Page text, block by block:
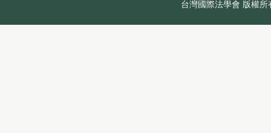
台灣國際法學會 版權